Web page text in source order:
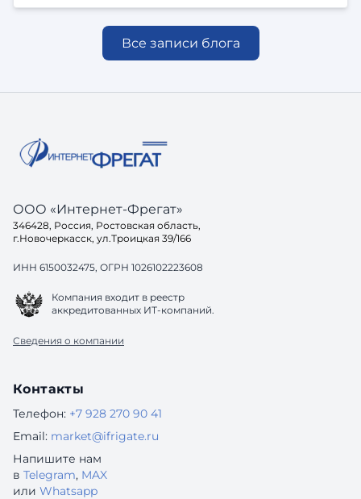
технические сообщения. Но со временем мы
заметили тревожную тенденцию: пользователи
стали жаловаться, что "в программе полно
ошибок". Клиенты говорили об этом в
разговорах с поддержкой. Фраза "у
Все записи блога
ООО «Интернет-Фрегат»
346428, Россия, Ростовская область,
г.Новочеркасск, ул.Троицкая 39/166
ИНН 6150032475, ОГРН 1026102223608
Компания входит в реестр
аккредитованных ИТ-компаний.
Сведения о компании
Контакты
Телефон: +7 928 270 90 41
Email: market@ifrigate.ru
Напишите нам
в Telegram, MAX
или Whatsapp